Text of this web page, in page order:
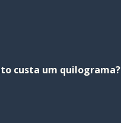
custa um quilograma?